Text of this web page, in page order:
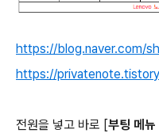
https://blog.naver.com/
https://
전원을 넣고 바로 [부팅 메뉴